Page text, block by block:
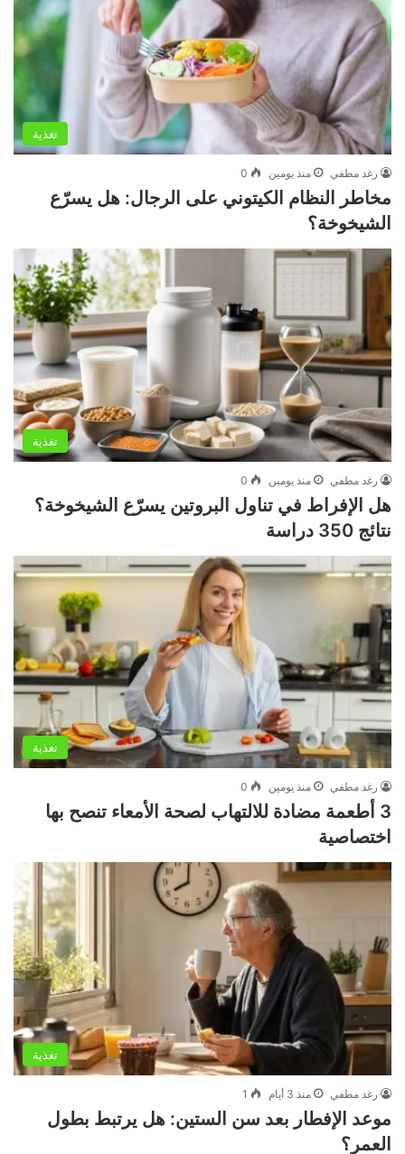
تغذية
رغد مطفي منذ يومين 0
مخاطر النظام الكيتوني على الرجال: هل يسرّع
الشيخوخة؟
تغذية
رغد مطفي منذ يومين 0
هل الإفراط في تناول البروتين يسرّع الشيخوخة؟
نتائج 350 دراسة
تغذية
رغد مطفي منذ يومين 0
3 أطعمة مضادة للالتهاب لصحة الأمعاء تنصح بها
اختصاصية
تغذية
رغد مطفي منذ 3 أيام 1
موعد الإفطار بعد سن الستين: هل يرتبط بطول
العمر؟